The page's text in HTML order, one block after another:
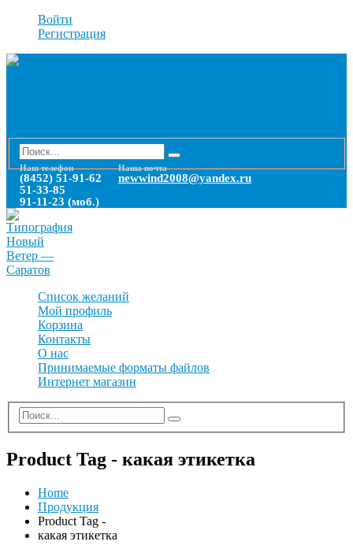
Войти
Регистрация
Наш телефон
(8452) 51-91-62
51-33-85
91-11-23 (моб.)
Наша почта
newwind2008@yandex.ru
Список желаний
Мой профиль
Корзина
Контакты
О нас
Принимаемые форматы файлов
Интернет магазин
Product Tag - какая этикетка
Home
Продукция
Product Tag -
какая этикетка